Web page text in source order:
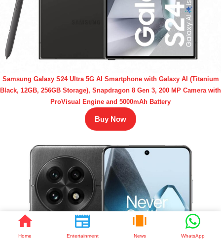
Home Entertainment News WhatsApp
Samsung Galaxy S24 Ultra 5G AI Smartphone with Galaxy AI (Titanium
Black, 12GB, 256GB Storage), Snapdragon 8 Gen 3, 200 MP Camera with
ProVisual Engine and 5000mAh Battery
Buy Now